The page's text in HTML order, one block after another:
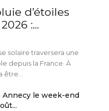
d’étoiles
:...
solaire traversera une
depuis la France. À
être...
Annecy le week-end